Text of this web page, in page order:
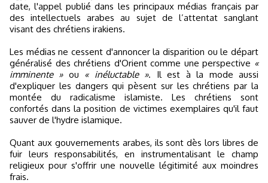
date, l'appel publié dans les principaux médias français par
des intellectuels arabes au sujet de l’attentat sanglant
visant des chrétiens irakiens.
Les médias ne cessent d'annoncer la disparition ou le départ
généralisé des chrétiens d'Orient comme une perspective «
imminente »ou « inéluctable ». Il est à la mode aussi
d'expliquer les dangers qui pèsent sur les chrétiens par la
montée du radicalisme islamiste. Les chrétiens sont
confortés dans la position de victimes exemplaires qu'il faut
sauver de l'hydre islamique.
Quant aux gouvernements arabes, ils sont dès lors libres de
fuir leurs responsabilités, en instrumentalisant le champ
religieux pour s'offrir une nouvelle légitimité aux moindres
frais.